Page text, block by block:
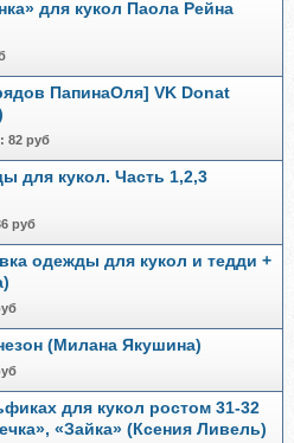
для кукол Паола Рейна
ПапинаОля] VK Donat
82 руб
для кукол. Часть 1,2,3
руб
одежды для кукол и тедди +
(Милана Якушина)
для кукол ростом 31-32
«Зайка» (Ксения Ливель)